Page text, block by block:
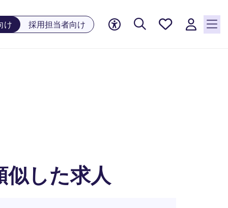
け 採用担当者向け
お気に
似した求人